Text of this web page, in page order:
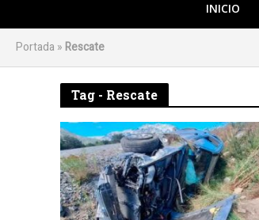
INICIO
Portada » Rescate
Tag - Rescate